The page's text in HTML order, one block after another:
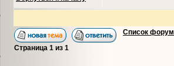
Список
Страница 1 из 1